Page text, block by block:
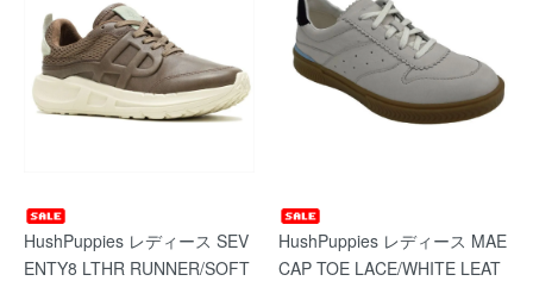
HushPuppies レディース SEV
ENTY8 LTHR RUNNER/SOFT
HushPuppies レディース MAE
CAP TOE LACE/WHITE LEAT